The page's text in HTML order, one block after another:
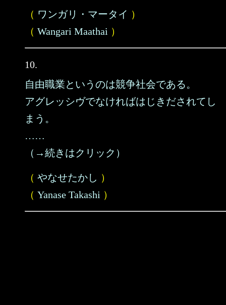
（ ワンガリ・マータイ ）
（ Wangari Maathai ）
10.
自由職業というのは競争社会である。
アグレッシヴでなければはじきだされてし
まう。
……
（→続きはクリック）
（ やなせたかし ）
（ Yanase Takashi ）